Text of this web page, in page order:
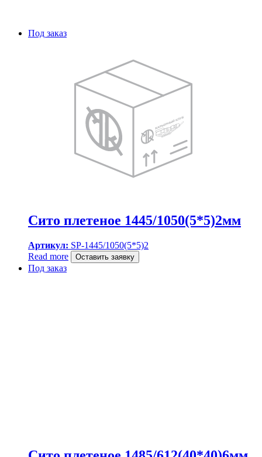
Под заказ
Сито плетеное 1445/1050(5*5)2мм
Артикул: SP-1445/1050(5*5)2
Read more
Оставить заявку
Под заказ